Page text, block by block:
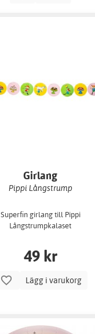
Girlang
Pippi Långstrump
Superfin girlang till Pippi
Långstrumpkalaset
49 kr
Lägg i varukorg